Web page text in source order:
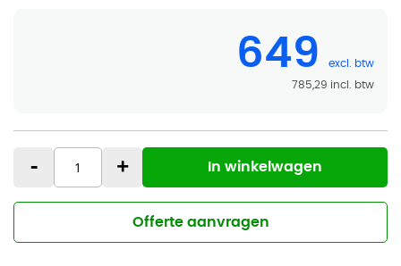
649
785,29
- + In winkelwagen
Offerte aanvragen